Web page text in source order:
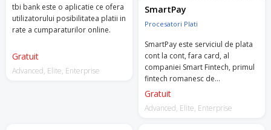
tbi bank este o aplicatie ce ofera
utilizatorului posibilitatea platii in
rate a cumparaturilor online.
Gratuit
Advanced, Elite, Enterprise
SmartPay
Procesatori Plati
SmartPay este serviciul de plata
cont la cont, fara card, al
companiei Smart Fintech, primul
fintech romanesc de
automatizari prin open banking
Romaniei.
Gratuit
Advanced, Elite, Enterprise